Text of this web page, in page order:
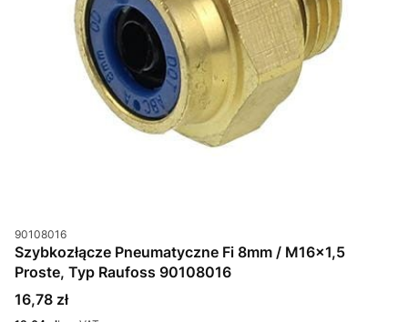
Kod produktu
90108016
Szybkozłącze Pneumatyczne Fi 8mm / M16x1,5
Proste, Typ Raufoss 90108016
Cena
16,78 zł